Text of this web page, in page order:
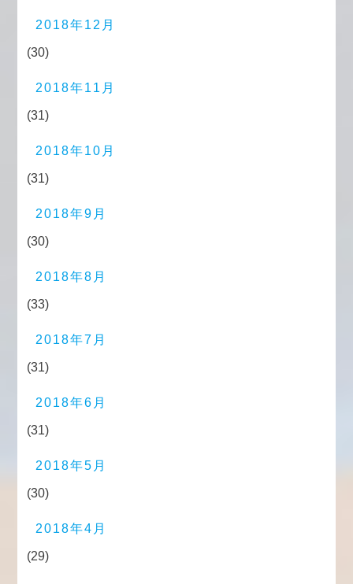
2018年12月
(30)
2018年11月
(31)
2018年10月
(31)
2018年9月
(30)
2018年8月
(33)
2018年7月
(31)
2018年6月
(31)
2018年5月
(30)
2018年4月
(29)